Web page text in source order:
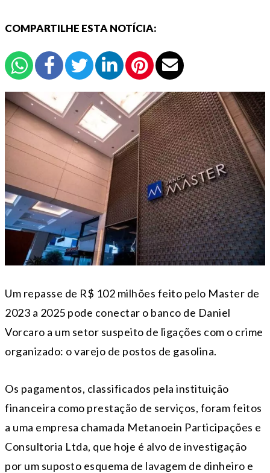
COMPARTILHE ESTA NOTÍCIA:
Um repasse de R$ 102 milhões feito pelo Master de
2023 a 2025 pode conectar o banco de Daniel
Vorcaro a um setor suspeito de ligações com o crime
organizado: o varejo de postos de gasolina.
Os pagamentos, classificados pela instituição
financeira como prestação de serviços, foram feitos
a uma empresa chamada Metanoein Participações e
Consultoria Ltda, que hoje é alvo de investigação
por um suposto esquema de lavagem de dinheiro e